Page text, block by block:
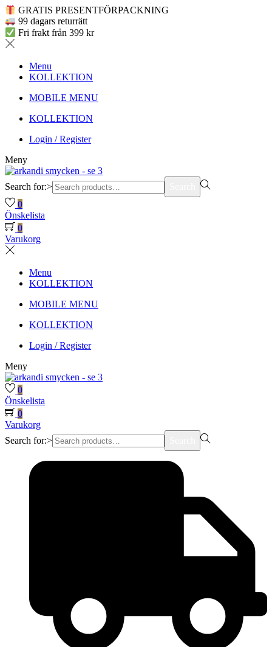
GRATIS PRESENTFÖRPACKNING
99 dagars returrätt
Fri frakt från 399 kr
Menu
KOLLEKTION
MOBILE MENU
KOLLEKTION
Login / Register
Meny
Search for:>
0
Önskelista
0
Varukorg
Menu
KOLLEKTION
MOBILE MENU
KOLLEKTION
Login / Register
Meny
0
Önskelista
0
Varukorg
Search for:>